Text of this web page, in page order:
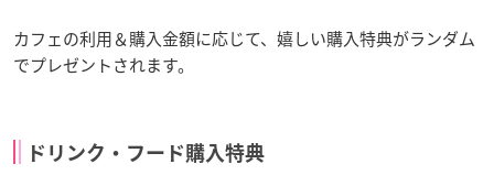
カフェの利用＆購入金額に応じて、嬉しい購入特典がランダム
でプレゼントされます。
ドリンク・フード購入特典